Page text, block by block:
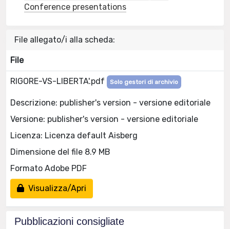
Conference presentations
File allegato/i alla scheda:
File
RIGORE-VS-LIBERTA'.pdf Solo gestori di archivio
Descrizione: publisher's version - versione editoriale
Versione: publisher's version - versione editoriale
Licenza: Licenza default Aisberg
Dimensione del file 8.9 MB
Formato Adobe PDF
Visualizza/Apri
Pubblicazioni consigliate